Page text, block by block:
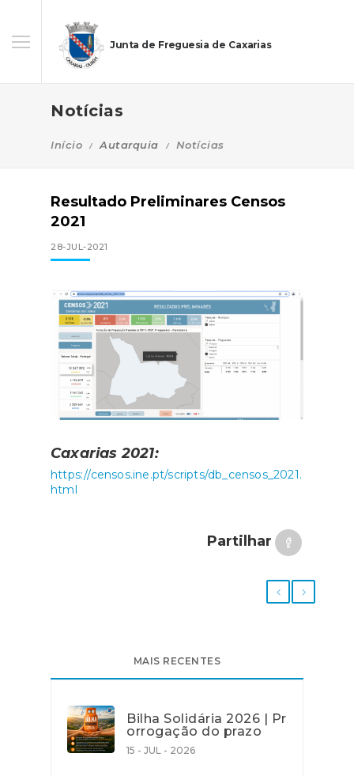
Junta de Freguesia de Caxarias
Notícias
Início Autarquia Notícias
Resultado Preliminares Censos
2021
28-JUL-2021
Caxarias 2021:
https://censos.ine.pt/scripts/db_censos_2021.
html
Partilhar
MAIS RECENTES
Bilha Solidária 2026 | Pr
orrogação do prazo
15 - JUL - 2026